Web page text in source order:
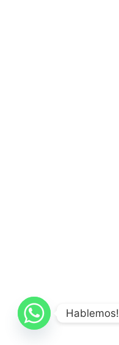
Hablemos!